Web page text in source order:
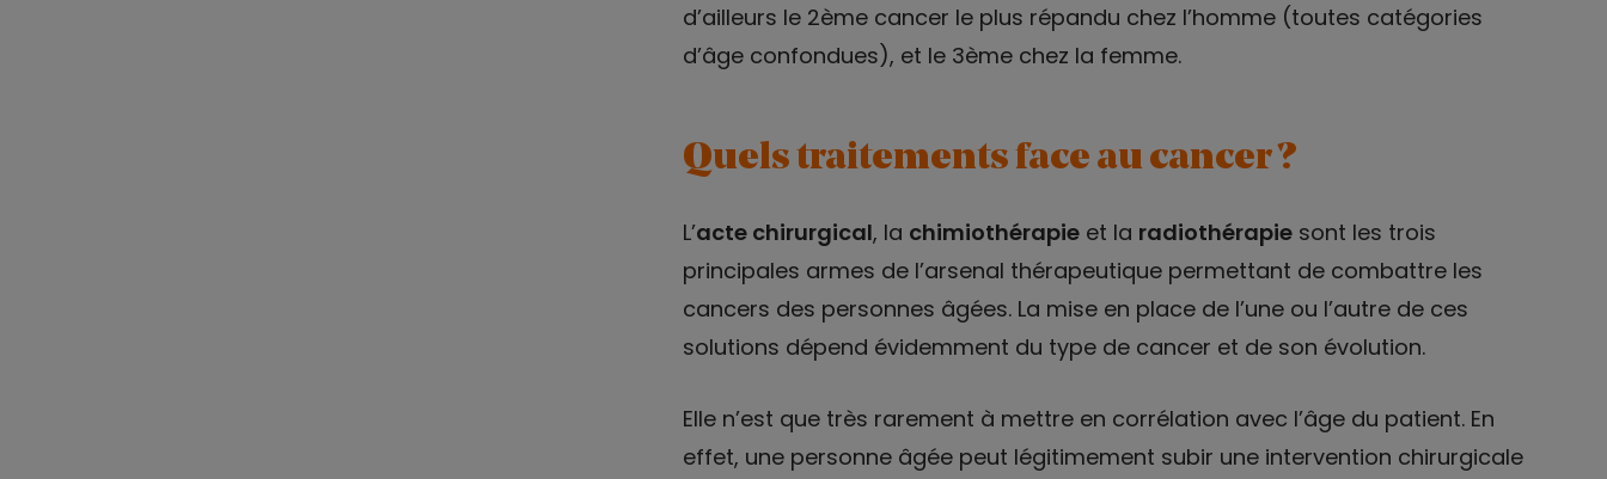
d’ailleurs le 2ème cancer le plus répandu chez l’homme (toutes catégories
d’âge confondues), et le 3ème chez la femme.
Quels traitements face au cancer ?
L’acte chirurgical, la chimiothérapieet la radiothérapiesont les trois
principales armes de l’arsenal thérapeutique permettant de combattre les
cancers des personnes âgées. La mise en place de l’une ou l’autre de ces
solutions dépend évidemment du type de cancer et de son évolution.
Elle n’est que très rarement à mettre en corrélation avec l’âge du patient. En
effet, une personne âgée peut légitimement subir une intervention chirurgicale